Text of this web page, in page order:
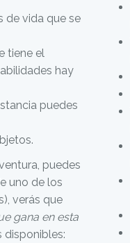
de vida que se
tiene el
hay
puedes
puedes
uno de los
verás que
gana en esta
disponibles: